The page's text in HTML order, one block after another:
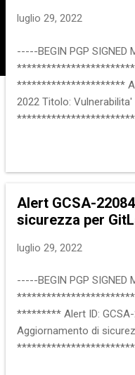
luglio 29, 2022
-----BEGIN PGP SIGNED
**********************
2022 Titolo: Vulnerabilita'
state riscontrate
le quali un attaccante
eseguire codice
potenzialmente sensibili.
versioni di Samba
Security Restriction
http://www.samba.org/
Alert GCSA-
sicurezza per
luglio 29, 2022
-----BEGIN PGP SIGNED
********* Alert ID: GCSA-
Aggiornamento di